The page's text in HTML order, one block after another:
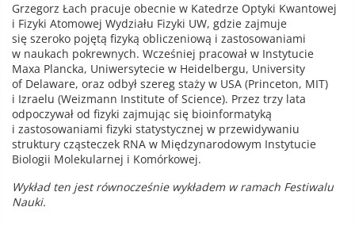
Grzegorz Łach pracuje obecnie w Katedrze Optyki Kwantowej
i Fizyki Atomowej Wydziału Fizyki UW, gdzie zajmuje
się szeroko pojętą fizyką obliczeniową i zastosowaniami
w naukach pokrewnych. Wcześniej pracował w Instytucie
Maxa Plancka, Uniwersytecie w Heidelbergu, University
of Delaware, oraz odbył szereg staży w USA (Princeton, MIT)
i Izraelu (Weizmann Institute of Science). Przez trzy lata
odpoczywał od fizyki zajmując się bioinformatyką
i zastosowaniami fizyki statystycznej w przewidywaniu
struktury cząsteczek RNA w Międzynarodowym Instytucie
Biologii Molekularnej i Komórkowej.
Wykład ten jest równocześnie wykładem w ramach Festiwalu
Nauki.